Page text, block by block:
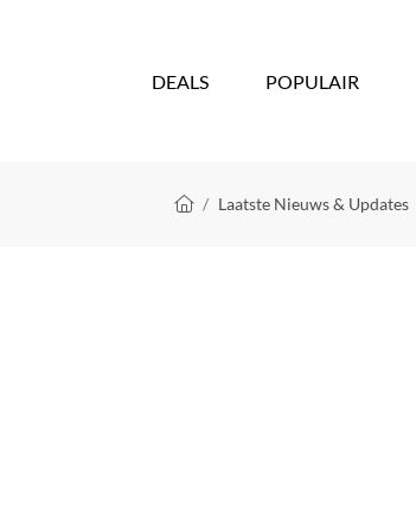
DEALS POPULAIR
Kruimelpad
Laatste Nieuws & Updates